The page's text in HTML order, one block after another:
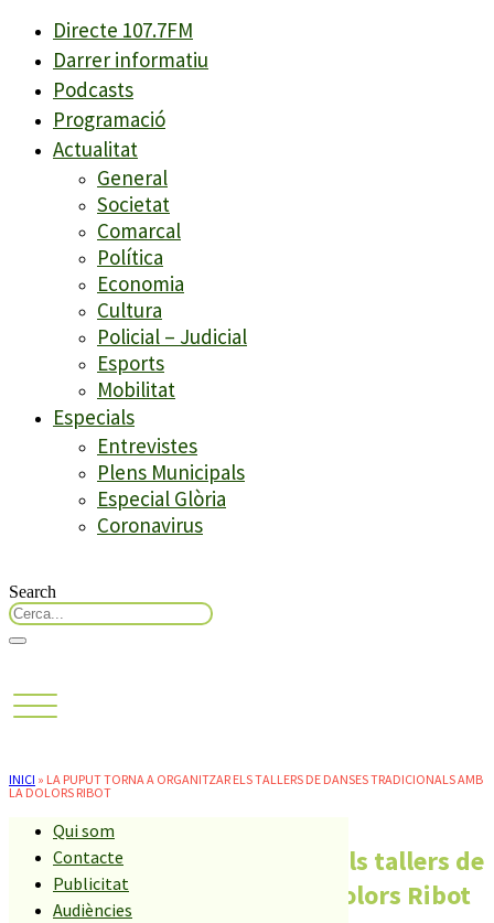
Directe 107.7FM
Darrer informatiu
Podcasts
Programació
Actualitat
General
Societat
Comarcal
Política
Economia
Cultura
Policial – Judicial
Esports
Mobilitat
Especials
Entrevistes
Plens Municipals
Especial Glòria
Coronavirus
Search
Qui som
Contacte
Publicitat
Audiències
INICI » LA PUPUT TORNA A ORGANITZAR ELS TALLERS DE DANSES TRADICIONALS AMB
LA DOLORS RIBOT
La Puput torna a organitzar els tallers de
danses tradicionals amb la Dolors Ribot